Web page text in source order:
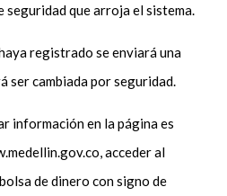
seguridad que arroja el sistema.
registrado se enviará una
ser cambiada por seguridad.
información en la página es
acceder al
de dinero con signo de